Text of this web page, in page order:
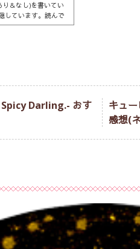
＆なし)を書いてい
しています。読んで
ます。表示後、再度
Darling.- おす
キュ
感想(